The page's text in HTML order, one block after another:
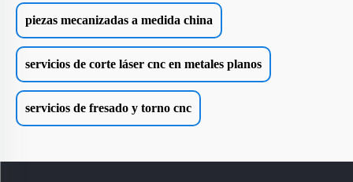
piezas mecanizadas a medida china
servicios de corte láser cnc en metales planos
servicios de fresado y torno cnc